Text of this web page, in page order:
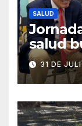
SALUD
salud
31 DE